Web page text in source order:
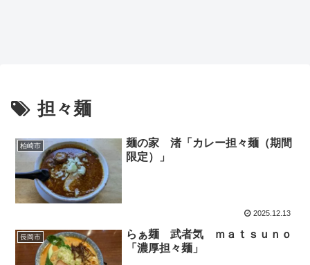
担々麺
柏崎市
麺の家 渚「カレー担々麺（期間
限定）」
2025.12.13
長岡市
らぁ麺 武者気 ｍａｔｓｕｎｏ
「濃厚担々麺」